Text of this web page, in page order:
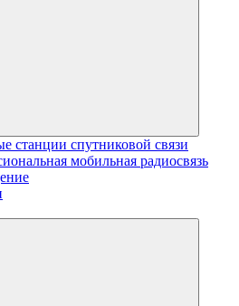
станции спутниковой связи
мобильная радиосвязь